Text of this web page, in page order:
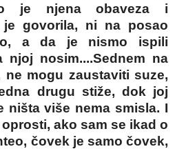
je njena obaveza i
je govorila, ni na posao
a da je nismo ispili
njoj nosim....Sednem na
ne mogu zaustaviti suze,
drugu stiže, dok joj
ništa više nema smisla. I
ako sam se ikad o
čovek je samo čovek,